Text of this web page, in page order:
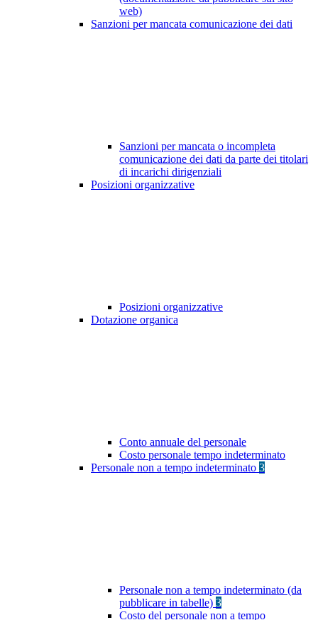
web)
Sanzioni per mancata comunicazione dei dati
Sanzioni per mancata o incompleta
comunicazione dei dati da parte dei titolari
di incarichi dirigenziali
Posizioni organizzative
Posizioni organizzative
Dotazione organica
Conto annuale del personale
Costo personale tempo indeterminato
Personale non a tempo indeterminato 3
Personale non a tempo indeterminato (da
pubblicare in tabelle) 3
Costo del personale non a tempo